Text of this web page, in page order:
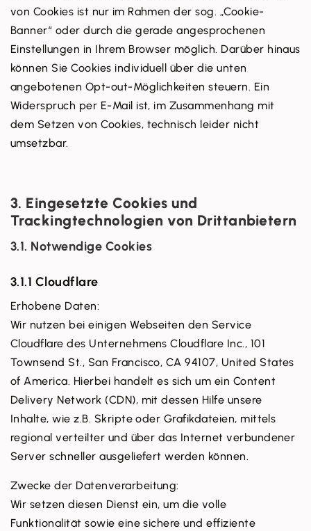
von Cookies ist nur im Rahmen der sog. „Cookie-
Banner“ oder durch die gerade angesprochenen
Einstellungen in Ihrem Browser möglich. Darüber hinaus
können Sie Cookies individuell über die unten
angebotenen Opt-out-Möglichkeiten steuern. Ein
Widerspruch per E-Mail ist, im Zusammenhang mit
dem Setzen von Cookies, technisch leider nicht
umsetzbar.
3. Eingesetzte Cookies und
Trackingtechnologien von Drittanbietern
3.1. Notwendige Cookies
3.1.1 Cloudflare
Erhobene Daten:
Wir nutzen bei einigen Webseiten den Service
Cloudflare des Unternehmens Cloudflare Inc., 101
Townsend St., San Francisco, CA 94107, United States
of America. Hierbei handelt es sich um ein Content
Delivery Network (CDN), mit dessen Hilfe unsere
Inhalte, wie z.B. Skripte oder Grafikdateien, mittels
regional verteilter und über das Internet verbundener
Server schneller ausgeliefert werden können.
Zwecke der Datenverarbeitung:
Wir setzen diesen Dienst ein, um die volle
Funktionalität sowie eine sichere und effiziente